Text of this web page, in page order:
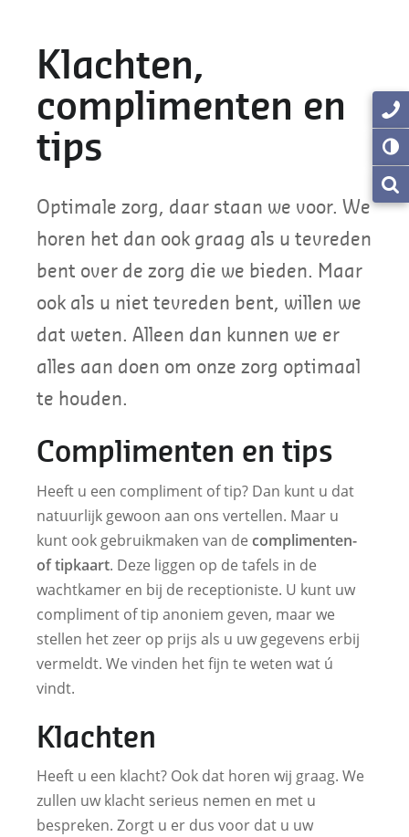
Klachten,
complimenten en
tips
Optimale zorg, daar staan we voor. We
horen het dan ook graag als u tevreden
bent over de zorg die we bieden. Maar
ook als u niet tevreden bent, willen we
dat weten. Alleen dan kunnen we er
alles aan doen om onze zorg optimaal
te houden.
Complimenten en tips
Heeft u een compliment of tip? Dan kunt u dat
natuurlijk gewoon aan ons vertellen. Maar u
kunt ook gebruikmaken van de complimenten-
of tipkaart. Deze liggen op de tafels in de
wachtkamer en bij de receptioniste. U kunt uw
compliment of tip anoniem geven, maar we
stellen het zeer op prijs als u uw gegevens erbij
vermeldt. We vinden het fijn te weten wat ú
vindt.
Klachten
Heeft u een klacht? Ook dat horen wij graag. We
zullen uw klacht serieus nemen en met u
bespreken. Zorgt u er dus voor dat u uw